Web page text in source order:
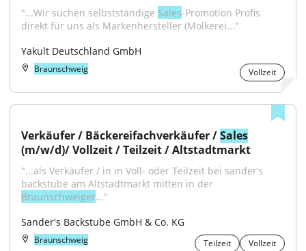
"...Wir suchen selbstständige Sales-Promotion Profis
direkt für uns als Markenhersteller (Molkerei..."
Yakult Deutschland GmbH
Braunschweig Vollzeit
Verkäufer / Bäckereifachverkäufer / Sales
(m/w/d)/ Vollzeit / Teilzeit / Altstadtmarkt
"...als Verkäufer / in in Voll- oder Teilzeit bei sander’s
Braunschweiger..."
Sander's Backstube GmbH & Co. KG
Braunschweig Teilzeit
Vollzeit